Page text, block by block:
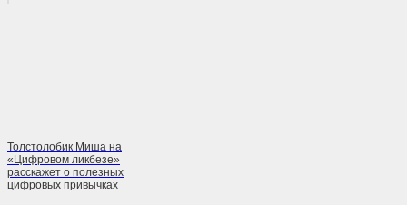
Толстолобик Миша на
«Цифровом ликбезе»
расскажет о полезных
цифровых привычках